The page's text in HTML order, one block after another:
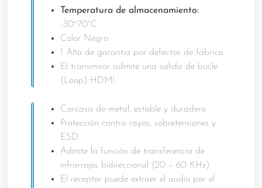
Temperatura de almacenamiento:
-30~70°C
Color Negro
1 Año de garantia por defectos de fábrica
El transmisor admite una salida de bucle
(Loop) HDMI.
Carcasa de metal, estable y duradero
Protección contra rayos, sobretensiones y
ESD
Admite la función de transferencia de
infrarrojos bidireccional (20 – 60 KHz)
El receptor puede extraer el audio por el